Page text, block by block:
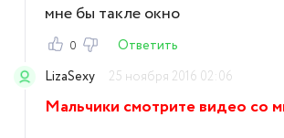
мне бы такле окно
0
Ответить
LizaSexy
25 ноября 2016 02:06
Мальчики смотрите видео со